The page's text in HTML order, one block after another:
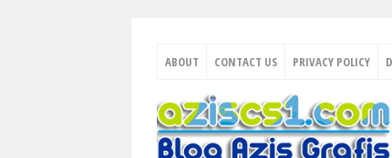
ABOUT CONTACT US PRIVACY POLICY